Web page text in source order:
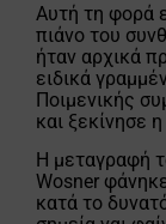
Αυτή τη φορά
πιάνο του
ήταν αρχικά
ειδικά
Ποιμενικής
και ξεκίνησε
Η μεταγραφή
Wosner
κατά το